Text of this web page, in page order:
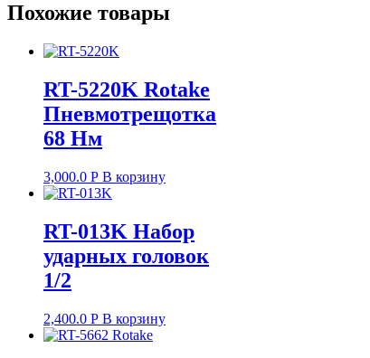
Похожие товары
RT-5220K Rotake
Пневмотрещотка
68 Нм
3,000.0 Р В корзину
RT-013K Набор
ударных головок
1/2
2,400.0 Р В корзину